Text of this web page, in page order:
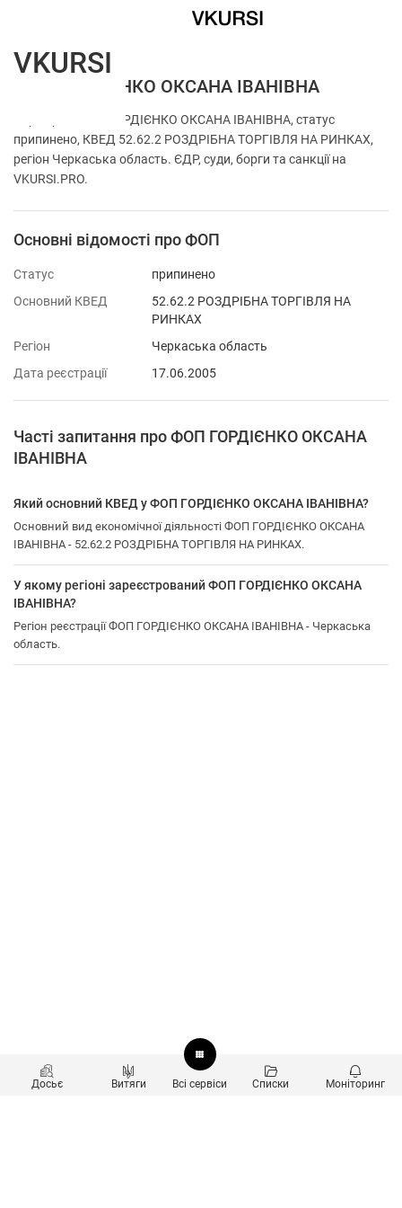
ФОП ГОРДІЄНКО ОКСАНА ІВАНІВНА
Перевірка ФОП ГОРДІЄНКО ОКСАНА ІВАНІВНА, статус
припинено, КВЕД 52.62.2 РОЗДРІБНА ТОРГІВЛЯ НА РИНКАХ,
регіон Черкаська область. ЄДР, суди, борги та санкції на
VKURSI.PRO.
Основні відомості про ФОП
Статус
припинено
Основний КВЕД
52.62.2 РОЗДРІБНА ТОРГІВЛЯ НА
РИНКАХ
Регіон
Черкаська область
Дата реєстрації
17.06.2005
Часті запитання про ФОП ГОРДІЄНКО ОКСАНА
ІВАНІВНА
Який основний КВЕД у ФОП ГОРДІЄНКО ОКСАНА ІВАНІВНА?
Основний вид економічної діяльності ФОП ГОРДІЄНКО ОКСАНА
ІВАНІВНА - 52.62.2 РОЗДРІБНА ТОРГІВЛЯ НА РИНКАХ.
У якому регіоні зареєстрований ФОП ГОРДІЄНКО ОКСАНА
ІВАНІВНА?
Регіон реєстрації ФОП ГОРДІЄНКО ОКСАНА ІВАНІВНА - Черкаська
область.
Досьє Витяги Всі сервіси Списки Моніторинг
VKURSI